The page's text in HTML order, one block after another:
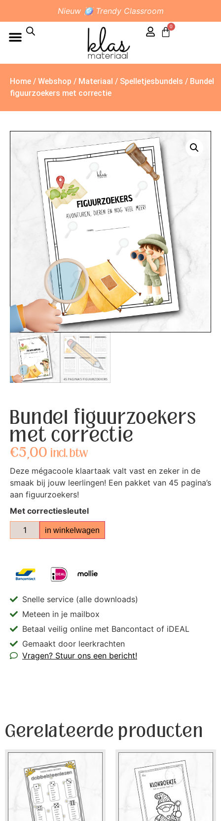
Nieuw 🪩 Trendy Classroom
0
Home / Webshop / Materiaal / Spelletjesbundels / Bundel
figuurzoekers met correctie
Bundel figuurzoekers
met correctie
€5,00 incl. btw
Deze mégacoole klaartaak valt vast en zeker in de
smaak bij jouw leerlingen! Een pakket van 45 pagina’s
aan figuurzoekers!
Met correctiesleutel
in winkelwagen
Snelle service (alle downloads)
Meteen in je mailbox
Betaal veilig online met Bancontact of iDEAL
Gemaakt door leerkrachten
Vragen? Stuur ons een bericht!
Gerelateerde producten